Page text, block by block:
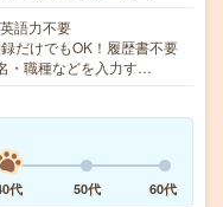
語力不要
だけでもOK！履歴書不要
・職種などを入力す…
代 50代 60代